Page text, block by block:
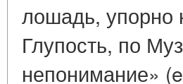
лошадь, упорно
Глупость, по
непонимание»